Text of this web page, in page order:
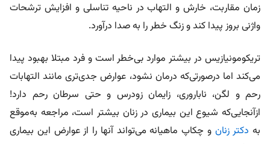
زمان مقاربت، خارش و التهاب در ناحیه تناسلی و افزایش ترشحات
واژنی بروز پیدا کند و زنگ خطر را به صدا درآورد.
تریکومونیازیس در بیشتر موارد بی‌خطر است و فرد مبتلا بهبود پیدا
می‌کند اما درصورتی‌که درمان نشود، عوارض جدی‌تری مانند التهابات
رحم و لگن، ناباروری، زایمان زودرس و حتی سرطان رحم دارد!
ازآنجایی‌که شیوع این بیماری در زنان بیشتر است، مراجعه به‌موقع
به دکتر زنان و چکاپ ماهیانه می‌تواند آنها را از عوارض این بیماری